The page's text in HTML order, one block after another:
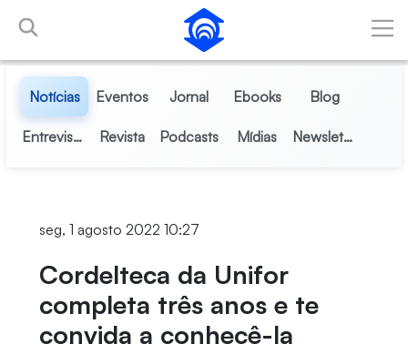
Pular para o Conteúdo principal
Notícias Eventos Jornal Ebooks Blog
Entrevistas Revista Podcasts Mídias Newsletter
seg, 1 agosto 2022 10:27
Cordelteca da Unifor
completa três anos e te
convida a conhecê-la